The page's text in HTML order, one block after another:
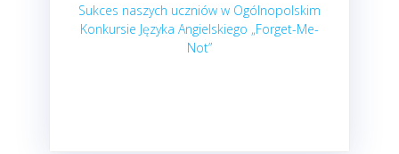
Sukces naszych uczniów w Ogólnopolskim
Konkursie Języka Angielskiego „Forget-Me-
Not”